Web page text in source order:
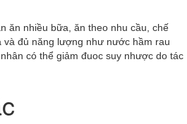
ăn nhiều bữa, ăn theo nhu cầu, chế
và đủ năng lượng như nước hầm rau
có thể giảm đuoc suy nhược do tác